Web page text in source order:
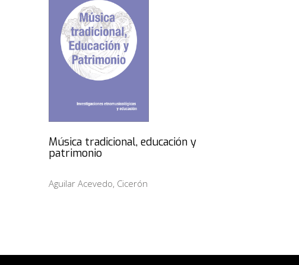
Música tradicional, educación y
patrimonio
Aguilar Acevedo, Cicerón